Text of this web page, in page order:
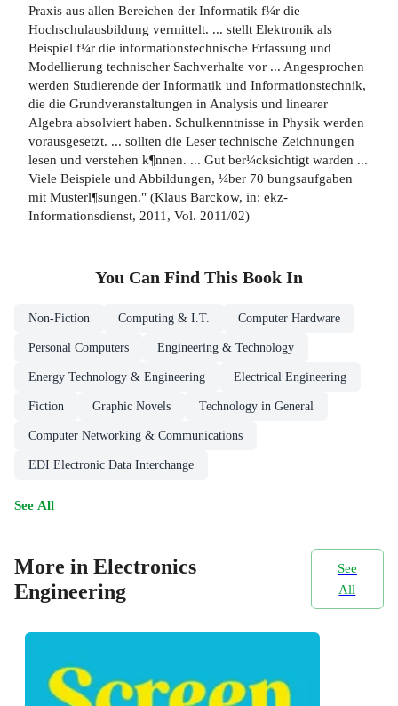
Praxis aus allen Bereichen der Informatik f¼r die
Hochschulausbildung vermittelt. ... stellt Elektronik als
Beispiel f¼r die informationstechnische Erfassung und
Modellierung technischer Sachverhalte vor ... Angesprochen
werden Studierende der Informatik und Informationstechnik,
die die Grundveranstaltungen in Analysis und linearer
Algebra absolviert haben. Schulkenntnisse in Physik werden
vorausgesetzt. ... sollten die Leser technische Zeichnungen
lesen und verstehen k¶nnen. ... Gut ber¼cksichtigt warden ...
Viele Beispiele und Abbildungen, ¼ber 70 bungsaufgaben
mit Musterl¶sungen." (Klaus Barckow, in: ekz-
Informationsdienst, 2011, Vol. 2011/02)
You Can Find This Book In
Non-Fiction Computing & I.T. Computer Hardware
Personal Computers Engineering & Technology
Energy Technology & Engineering Electrical Engineering
Fiction Graphic Novels Technology in General
Computer Networking & Communications
EDI Electronic Data Interchange
See All
More in Electronics
Engineering
See
All